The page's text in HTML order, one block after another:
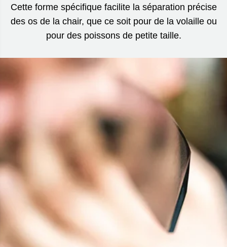
Cette forme spécifique facilite la séparation précise
des os de la chair, que ce soit pour de la volaille ou
pour des poissons de petite taille.